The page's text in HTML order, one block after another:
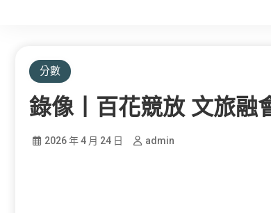
分數
錄像丨百花競放 文旅融
2026 年 4 月 24 日 admin